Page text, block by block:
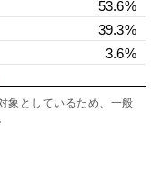
53.6%
39.3%
3.6%
象としているため、一般